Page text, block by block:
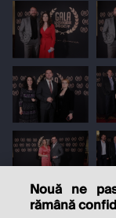
Nouă ne
rămână